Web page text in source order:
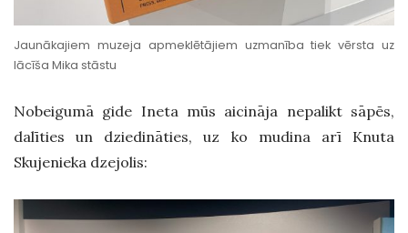
Jaunākajiem muzeja apmeklētājiem uzmanība tiek vērsta uz
lācīša Mika stāstu
Nobeigumā gide Ineta mūs aicināja nepalikt sāpēs,
dalīties un dziedināties, uz ko mudina arī Knuta
Skujenieka dzejolis: